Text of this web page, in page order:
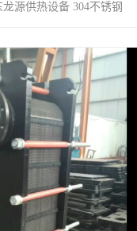
源供热设备 304不锈钢